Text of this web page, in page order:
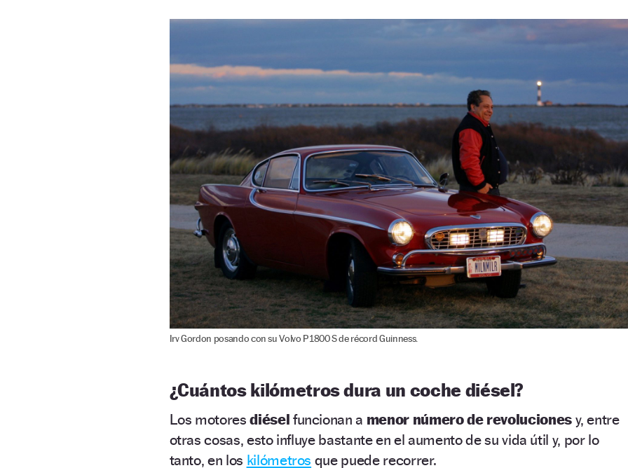
Irv Gordon posando con su Volvo P1800 S de récord Guinness.
¿Cuántos kilómetros dura un coche diésel?
Los motoresdiésel funcionan a menor número de revolucionesy, entre
otras cosas, esto influye bastante en el aumento de su vida útil y, por lo
tanto, en los kilómetros que puede recorrer.